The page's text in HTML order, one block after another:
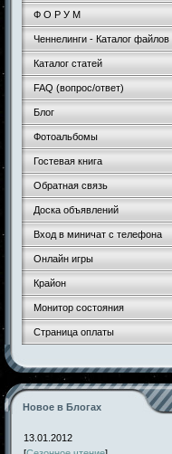
Ф О Р У М
Ченнелинги - Каталог файлов
Каталог статей
FAQ (вопрос/ответ)
Блог
Фотоальбомы
Гостевая книга
Обратная связь
Доска объявлений
Вход в миничат с телефона
Онлайн игры
Крайон
Монитор состояния
Страница оплаты
Новое в Блогах
13.01.2012